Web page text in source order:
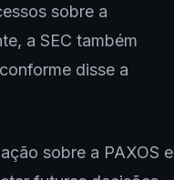
sobre a
a SEC também
disse a
sobre a PAXOS e